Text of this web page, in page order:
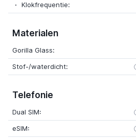
Klokfrequentie:
Materialen
Gorilla Glass:
Stof-/waterdicht:
Telefonie
Dual SIM:
eSIM: